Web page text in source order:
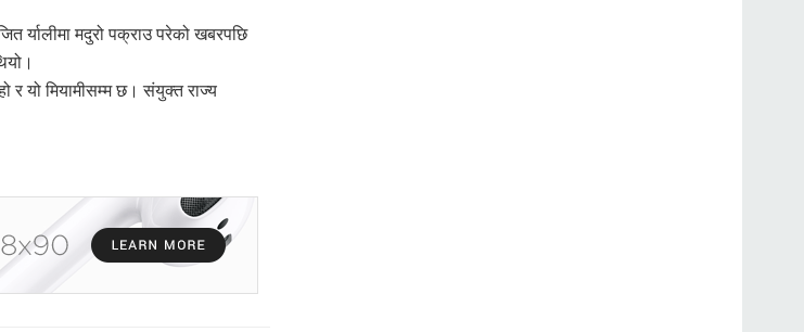
र्यालीमा मदुरो पक्राउ परेको खबरपछि
र यो मियामीसम्म छ। संयुक्त राज्य